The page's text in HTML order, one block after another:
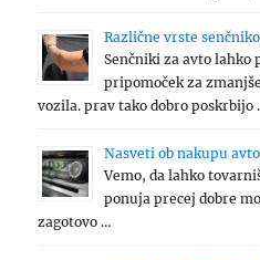
Različne vrste
Senčniki za avto
pripomoček za
vozila. prav tako dobro poskrbijo
Nasveti ob nakupu
Vemo, da lahko
ponuja precej dobre
zagotovo …